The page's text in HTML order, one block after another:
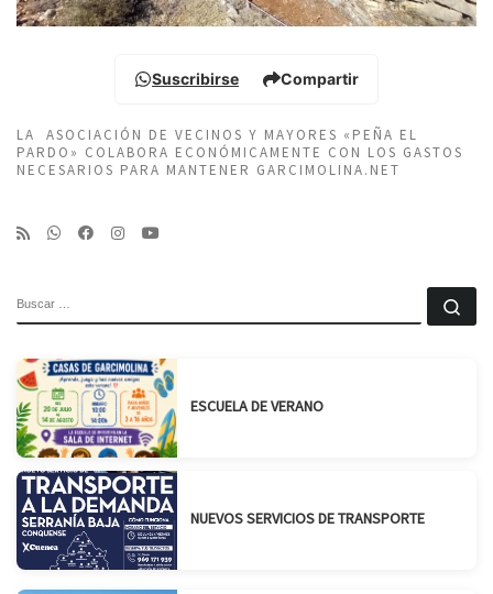
Suscribirse Compartir
LA ASOCIACIÓN DE VECINOS Y MAYORES «PEÑA EL
PARDO» COLABORA ECONÓMICAMENTE CON LOS GASTOS
NECESARIOS PARA MANTENER GARCIMOLINA.NET
ESCUELA DE VERANO
NUEVOS SERVICIOS DE TRANSPORTE